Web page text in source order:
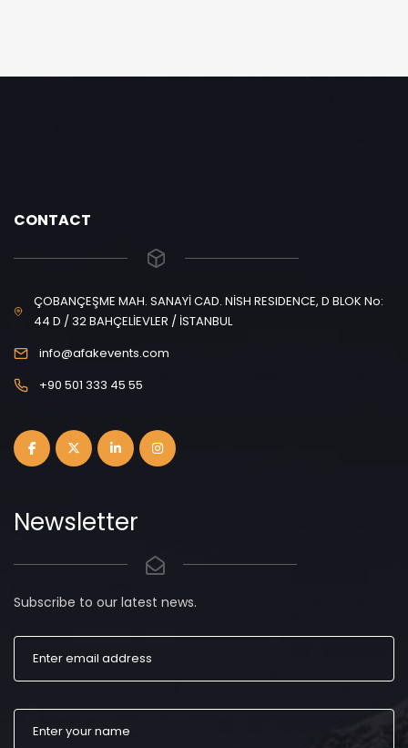
CONTACT
ÇOBANÇEŞME MAH. SANAYİ CAD. NİSH RESIDENCE, D BLOK No:
44 D / 32 BAHÇELİEVLER / İSTANBUL
info@afakevents.com
+90 501 333 45 55
Newsletter
Subscribe to our latest news.